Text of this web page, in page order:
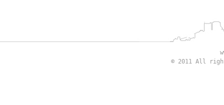
© 2011 All